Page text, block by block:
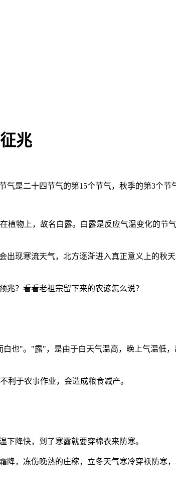
兆
是二十四节气的第15个节气，秋季的第3个节
植物上，故名白露。白露是反应气温变化的节
现寒流天气，北方逐渐进入真正意义上的秋
？看看老祖宗留下来的农谚怎么说？
也"。"露"，是由于白天气温高，晚上气温低
利于农事作业，会造成粮食减产。
降快，到了寒露就要穿棉衣来防寒。
，冻伤晚熟的庄稼，立冬天气寒冷穿袄防寒，